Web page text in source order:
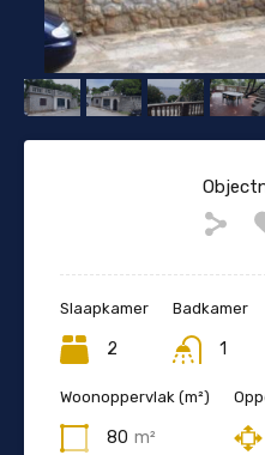
Slaapkamer
2
Badkamer
1
Woonoppervlak (m²)
80 m²